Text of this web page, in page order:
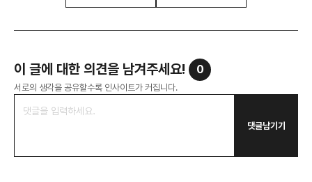
이 글에 대한 의견을 남겨주세요! 0
서로의 생각을 공유할수록 인사이트가 커집니다.
댓글남기기